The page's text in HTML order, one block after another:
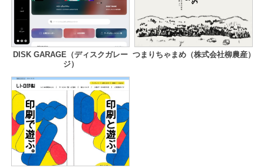
DISK GARAGE（ディスクガレー
ジ）
つまりちゃまめ（株式会社柳農産）